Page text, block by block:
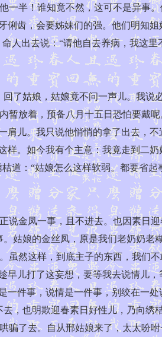
半！谁知竟不然，这可不是异事
齿，会要姊妹们的强。他们明知
人出去说：“请他自去养病，我这
姑娘，姑娘竟不问一声儿。我说
放着，预备八月十五日恐怕要戴
儿。我只说他悄悄的拿了出去，
。如今我有个主意：我竟走到二
道：“姑娘怎么这样软弱。都要省
凤一事，且不进去。也因素日
姑娘的金丝凤，原是我们老奶奶
然这样，到底主子的东西，我们
儿打了这妄想，要等我去说情儿
件事，说情是一件事，别绞在一
，也明欺迎春素日好性儿，乃向
了去。自从邢姑娘来了，太太吩